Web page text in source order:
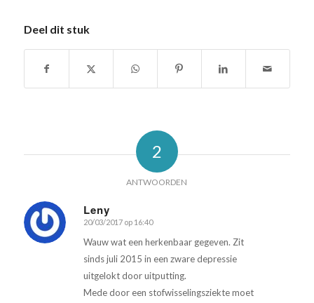
Deel dit stuk
2
ANTWOORDEN
Leny
zegt:
20/03/2017 op 16:40
Wauw wat een herkenbaar gegeven. Zit
sinds juli 2015 in een zware depressie
uitgelokt door uitputting.
Mede door een stofwisselingsziekte moet